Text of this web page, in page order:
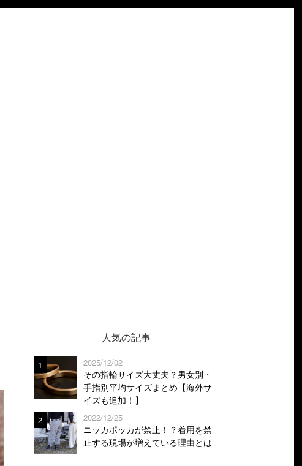
人気の記事
1 2025/12/02
その指輪サイズ大丈夫？男女別・
手指別平均サイズまとめ【海外サ
イズも追加！】
2 2022/12/25
ニッカポッカが禁止！？着用を禁
止する現場が増えている理由とは